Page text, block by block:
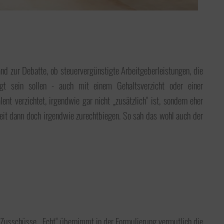
zur Debatte, ob steuervergünstigte Arbeitgeberleistungen, die
sein sollen - auch mit einem Gehaltsverzicht oder einer
verzichtet, irgendwie gar nicht „zusätzlich“ ist, sondern eher
dann doch irgendwie zurechtbiegen. So sah das wohl auch der
„Echt“ übernimmt in der Formulierung vermutlich die